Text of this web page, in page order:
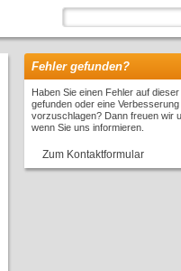
Fehler gefunden?
Haben Sie einen Fehler auf
gefunden oder eine Verbesserung
vorzuschlagen? Dann freuen wir
wenn Sie uns informieren.
Zum Kontaktformular